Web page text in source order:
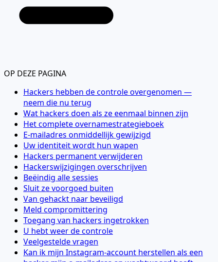
OP DEZE PAGINA
Hackers hebben de controle overgenomen —
neem die nu terug
Wat hackers doen als ze eenmaal binnen zijn
Het complete overnamestrategieboek
E-mailadres onmiddellijk gewijzigd
Uw identiteit wordt hun wapen
Hackers permanent verwijderen
Hackerswijzigingen overschrijven
Beëindig alle sessies
Sluit ze voorgoed buiten
Van gehackt naar beveiligd
Meld compromittering
Toegang van hackers ingetrokken
U hebt weer de controle
Veelgestelde vragen
Kan ik mijn Instagram-account herstellen als een